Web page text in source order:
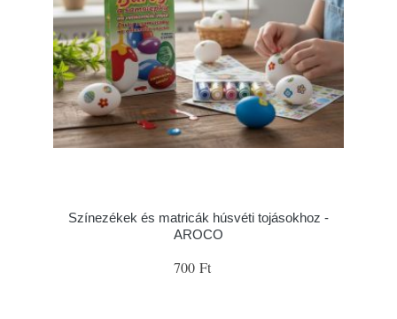
Színezékek és matricák húsvéti tojásokhoz -
AROCO
700 Ft